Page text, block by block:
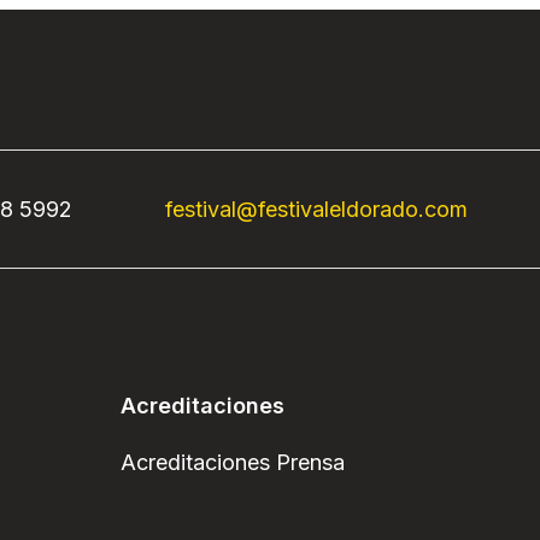
5992 festival@festivaleldorado.com
Acreditaciones
Acreditaciones Prensa